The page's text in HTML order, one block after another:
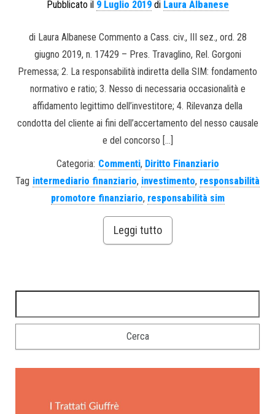
Pubblicato il 9 Luglio 2019di Laura Albanese
di Laura Albanese Commento a Cass. civ., III sez., ord. 28
giugno 2019, n. 17429 – Pres. Travaglino, Rel. Gorgoni
Premessa; 2. La responsabilità indiretta della SIM: fondamento
normativo e ratio; 3. Nesso di necessaria occasionalità e
affidamento legittimo dell’investitore; 4. Rilevanza della
condotta del cliente ai fini dell’accertamento del nesso causale
e del concorso […]
Categoria: Commenti, Diritto Finanziario
Tag intermediario finanziario, investimento, responsabilità
promotore finanziario, responsabilità sim
Leggi tutto